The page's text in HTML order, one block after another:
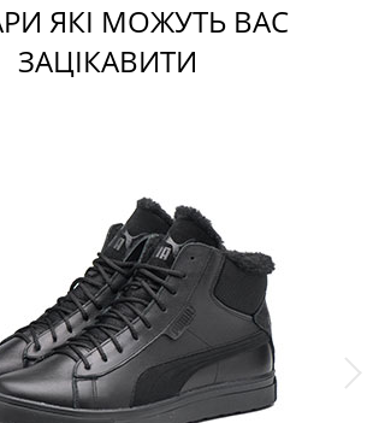
ЯКІ МОЖУТЬ ВАС
ЗАЦІКАВИТИ